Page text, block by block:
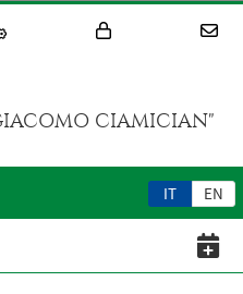
CIAMICIAN"
IT EN